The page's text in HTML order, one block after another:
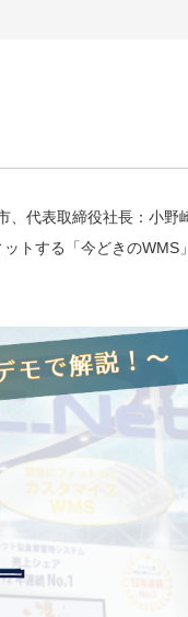
、代表取締役社長：小野
トする「今どきのWMS